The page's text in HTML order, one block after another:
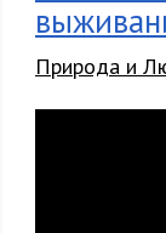
Природа и